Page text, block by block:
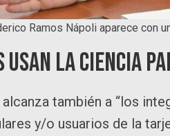
Ramos Nápoli aparece con
usan la ciencia
también a “los
y/o usuarios de la